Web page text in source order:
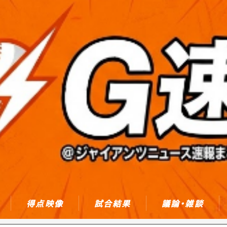
得点映像 試合結果 議論・雑談